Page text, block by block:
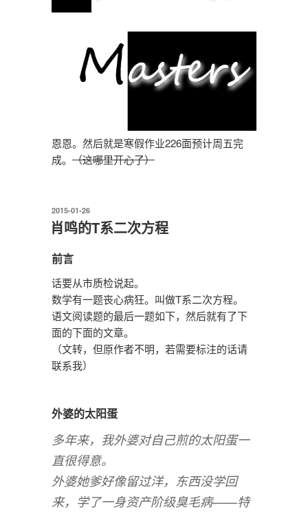
恩恩。然后就是寒假作业226面预计周五完
成。（这哪里开心了）
发
布
于
2015-01-26
肖鸣的T系二次方程
前言
话要从市质检说起。
数学有一题丧心病狂。叫做T系二次方程。
语文阅读题的最后一题如下，然后就有了下
面的下面的文章。
（文转，但原作者不明，若需要标注的话请
联系我）
外婆的太阳蛋
多年来，我外婆对自己煎的太阳蛋一
直很得意。
外婆她爹好像留过洋，东西没学回
来，学了一身资产阶级臭毛病——特